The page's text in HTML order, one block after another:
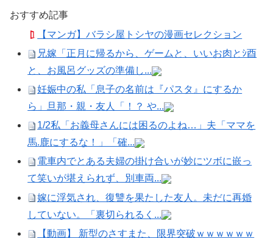
おすすめ記事
【マンガ】バラシ屋トシヤの漫画セレクション
兄嫁「正月に帰るから、ゲームと、いいお肉とｼ酉
と、お風呂グッズの準備し...
妊娠中の私「息子の名前は『パスタ』にするか
ら」旦那・親・友人「！？ や...
1/2私「お義母さんには困るのよね…」夫「ママを
馬.鹿にするな！」「確...
電車内でとある夫婦の掛け合いが妙にツボに嵌っ
て笑いが堪えられず、別車両...
嫁に浮気され、復讐を果たした友人。未だに再婚
していない。「裏切られるく...
【動画】 新型のさすまた、限界突破ｗｗｗｗｗｗ